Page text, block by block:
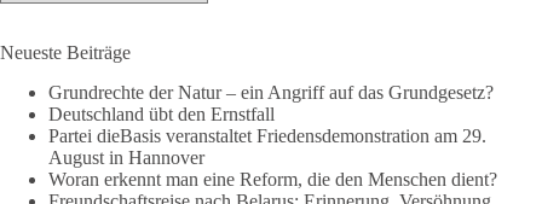
Youtube:https://www.youtube.com/dieBasisSachsenAnhalt
🟩🟩🟦🟦🟥🟥🟧🟧
Like, teile und kommentiere unsere Beiträge, damit noch mehr
Menschen mitbekommen, wofür wir stehen und warum es sich
lohnt, dieBasis zu wählen.
Mehr Infos: https://diebasis-st.de/wahlprogramm/
Neueste Beiträge
Grundrechte der Natur – ein Angriff auf das Grundgesetz?
Deutschland übt den Ernstfall
Partei dieBasis veranstaltet Friedensdemonstration am 29.
August in Hannover
Woran erkennt man eine Reform, die den Menschen dient?